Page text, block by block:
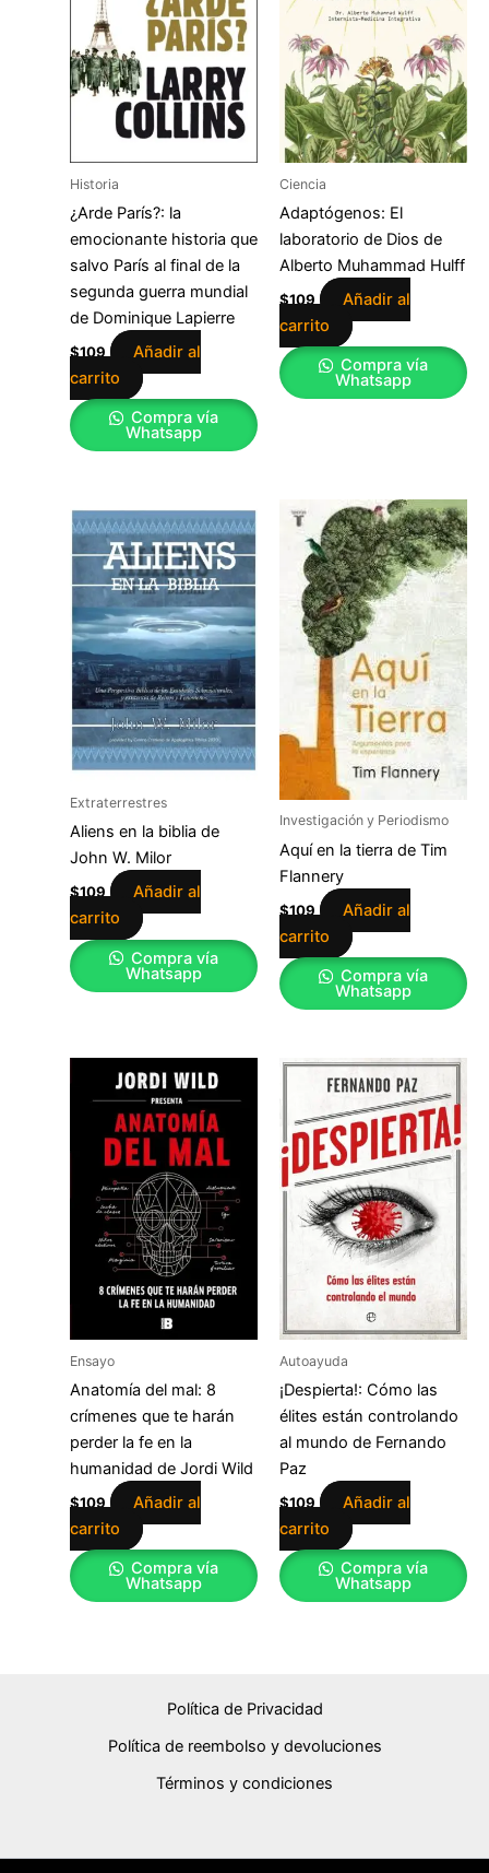
Historia
¿Arde París?: la
emocionante historia que
salvo París al final de la
segunda guerra mundial
de Dominique Lapierre
$109
Añadir al
carrito
Compra vía
Whatsapp
Ciencia
Adaptógenos: El
laboratorio de Dios de
Alberto Muhammad Hulff
$109
Añadir al
carrito
Compra vía
Whatsapp
Extraterrestres
Aliens en la biblia de
John W. Milor
$109
Añadir al
carrito
Compra vía
Whatsapp
Investigación y Periodismo
Aquí en la tierra de Tim
Flannery
$109
Añadir al
carrito
Compra vía
Whatsapp
Ensayo
Anatomía del mal: 8
crímenes que te harán
perder la fe en la
humanidad de Jordi Wild
$109
Añadir al
carrito
Compra vía
Whatsapp
Autoayuda
¡Despierta!: Cómo las
élites están controlando
al mundo de Fernando
Paz
$109
Añadir al
carrito
Compra vía
Whatsapp
Política de Privacidad
Política de reembolso y devoluciones
Términos y condiciones